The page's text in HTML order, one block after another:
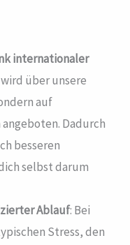
internationaler
über unsere
auf
Dadurch
besseren
selbst darum
Ablauf: Bei
Stress, den